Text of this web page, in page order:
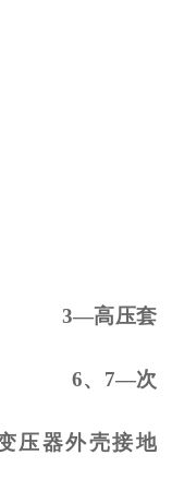
球 3—高压套
阀 6、 7—次
压器外壳接地